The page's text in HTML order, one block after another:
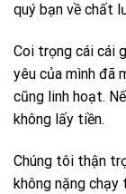
quý bạn về chất
Coi trọng cái cái
yêu của mình đã
cũng linh hoạt.
không lấy tiền.
Chúng tôi thận
không nặng